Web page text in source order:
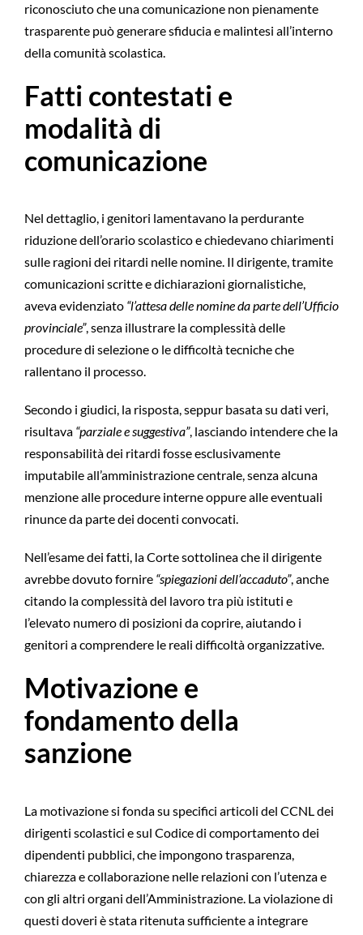
riconosciuto che una comunicazione non pienamente
trasparente può generare sfiducia e malintesi all’interno
della comunità scolastica.
Fatti contestati e
modalità di
comunicazione
Nel dettaglio, i genitori lamentavano la perdurante
riduzione dell’orario scolastico e chiedevano chiarimenti
sulle ragioni dei ritardi nelle nomine. Il dirigente, tramite
comunicazioni scritte e dichiarazioni giornalistiche,
aveva evidenziato“l’attesa delle nomine da parte dell’Ufficio
provinciale”, senza illustrare la complessità delle
procedure di selezione o le difficoltà tecniche che
rallentano il processo.
Secondo i giudici, la risposta, seppur basata su dati veri,
risultava “parziale e suggestiva”, lasciando intendere che la
responsabilità dei ritardi fosse esclusivamente
imputabile all’amministrazione centrale, senza alcuna
menzione alle procedure interne oppure alle eventuali
rinunce da parte dei docenti convocati.
Nell’esame dei fatti, la Corte sottolinea che il dirigente
avrebbe dovuto fornire “spiegazioni dell’accaduto”, anche
citando la complessità del lavoro tra più istituti e
l’elevato numero di posizioni da coprire, aiutando i
genitori a comprendere le reali difficoltà organizzative.
Motivazione e
fondamento della
sanzione
La motivazione si fonda su specifici articoli del CCNL dei
dirigenti scolastici e sul Codice di comportamento dei
dipendenti pubblici, che impongono trasparenza,
chiarezza e collaborazione nelle relazioni con l’utenza e
con gli altri organi dell’Amministrazione. La violazione di
questi doveri è stata ritenuta sufficiente a integrare